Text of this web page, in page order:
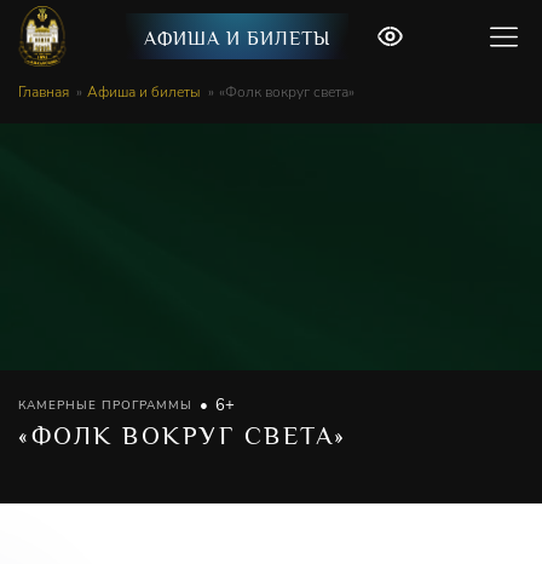
АФИША И БИЛЕТЫ
Главная Афиша и билеты «Фолк вокруг света»
КАМЕРНЫЕ ПРОГРАММЫ 6+
«ФОЛК ВОКРУГ СВЕТА»